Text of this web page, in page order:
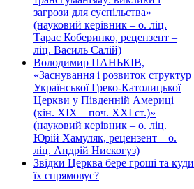
загрози для суспільства»
(науковий керівник – о. ліц.
Тарас Коберинко, рецензент –
ліц. Василь Салій)
Володимир ПАНЬКІВ,
«Заснування і розвиток структур
Української Греко-Католицької
Церкви у Південній Америці
(кін. ХІХ – поч. ХХІ ст.)»
(науковий керівник – о. ліц.
Юрій Хамуляк, рецензент – о.
ліц. Андрій Нискогуз)
Звідки Церква бере гроші та куди
їх спрямовує?